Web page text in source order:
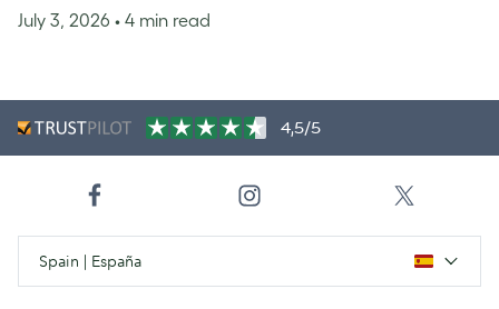
July 3, 2026 • 4 min read
4,5/5
Spain | España